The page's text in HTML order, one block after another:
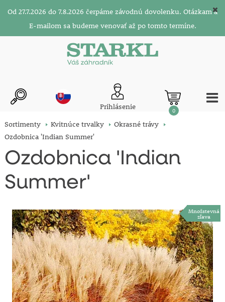
Od 27.7.2026 do 7.8.2026 čerpáme závodnú dovolenku. Otázkam a
E-mailom sa budeme venovať až po tomto termíne.
Prihlásenie 0
Sortimenty Kvitnúce trvalky
Okrasné trávy
Ozdobnica 'Indian Summer'
Ozdobnica 'Indian
Summer'
Množstevná
zľava